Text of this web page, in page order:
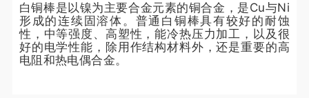
白铜棒是以镍为主要合金元素的铜合金，是Cu与Ni
形成的连续固溶体。普通白铜棒具有较好的耐蚀
性，中等强度、高塑性，能冷热压力加工，以及很
好的电学性能，除用作结构材料外，还是重要的高
电阻和热电偶合金。